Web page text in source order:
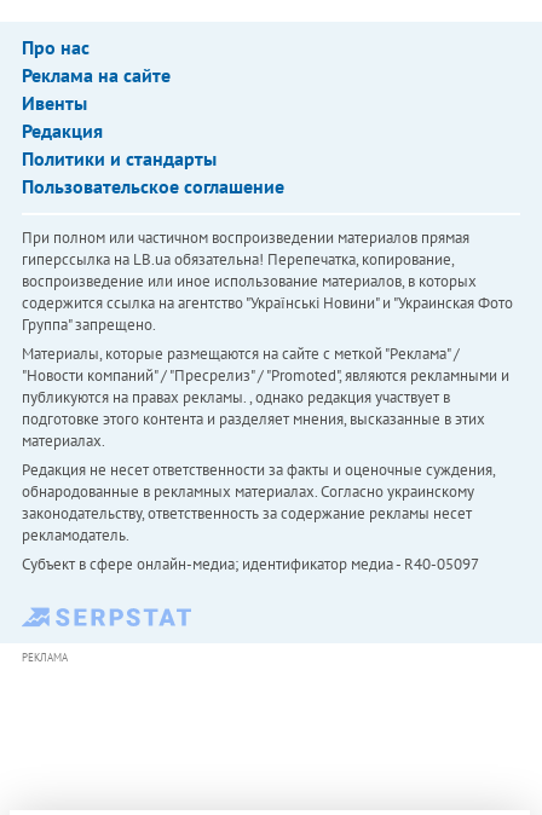
Про нас
Реклама на сайте
Ивенты
Редакция
Политики и стандарты
Пользовательское соглашение
При полном или частичном воспроизведении материалов прямая
гиперссылка на LB.ua обязательна! Перепечатка, копирование,
воспроизведение или иное использование материалов, в которых
содержится ссылка на агентство "Українськi Новини" и "Украинская Фото
Группа" запрещено.
Материалы, которые размещаются на сайте с меткой "Реклама" /
"Новости компаний" / "Пресрелиз" / "Promoted", являются рекламными и
публикуются на правах рекламы. , однако редакция участвует в
подготовке этого контента и разделяет мнения, высказанные в этих
материалах.
Редакция не несет ответственности за факты и оценочные суждения,
обнародованные в рекламных материалах. Согласно украинскому
законодательству, ответственность за содержание рекламы несет
рекламодатель.
Субъект в сфере онлайн-медиа; идентификатор медиа - R40-05097
РЕКЛАМА